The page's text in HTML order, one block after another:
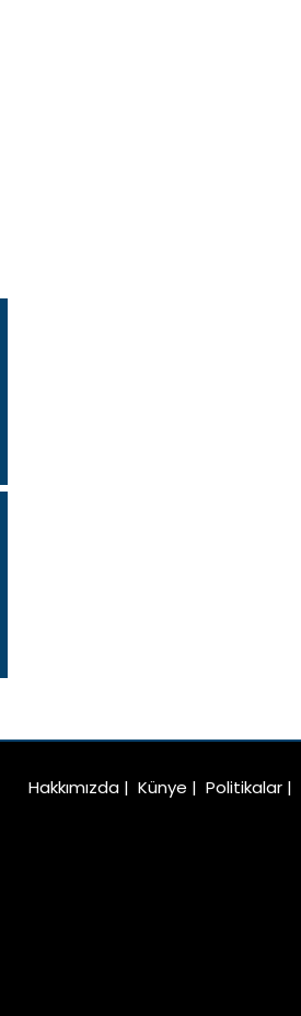
Hakkımızda | Künye | Politikalar |